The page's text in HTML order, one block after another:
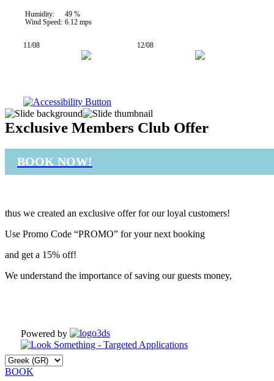
Humidity:
49 %
Wind Speed: 6.12 mps
11/08 12/08
Exclusive Members Club Offer
BOOK NOW!
thus we created an exclusive offer for our loyal customers!
Use Promo Code “PROMO” for your next booking
and get a 15% off!
We understand the importance of saving our guests money,
Powered by
BOOK